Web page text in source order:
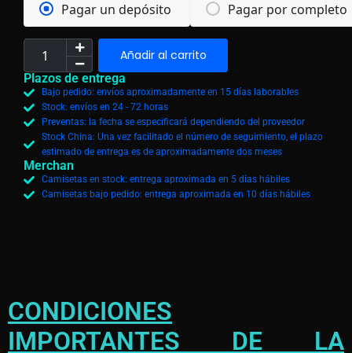
Pagar por completo
Pagar un depósito
Añadir al carrito
Plazos de entrega
Bajo pedido: envíos aproximadamente en 15 días laborables
Stock: envíos en 24 - 72 horas
Preventas: la fecha se especificará dependiendo del proveedor
Stock China: Una vez facilitado el número de seguimiento, el plazo
estimado de entrega es de aproximadamente dos meses
Merchan
Camisetas en stock: entrega aproximada en 5 días hábiles
Camisetas bajo pedido: entrega aproximada en 10 días hábiles
CONDICIONES
IMPORTANTES DE LA